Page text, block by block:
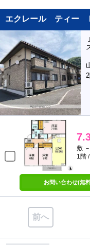
エクレール ティー
敷
1階
お問い合わせ(無
前へ